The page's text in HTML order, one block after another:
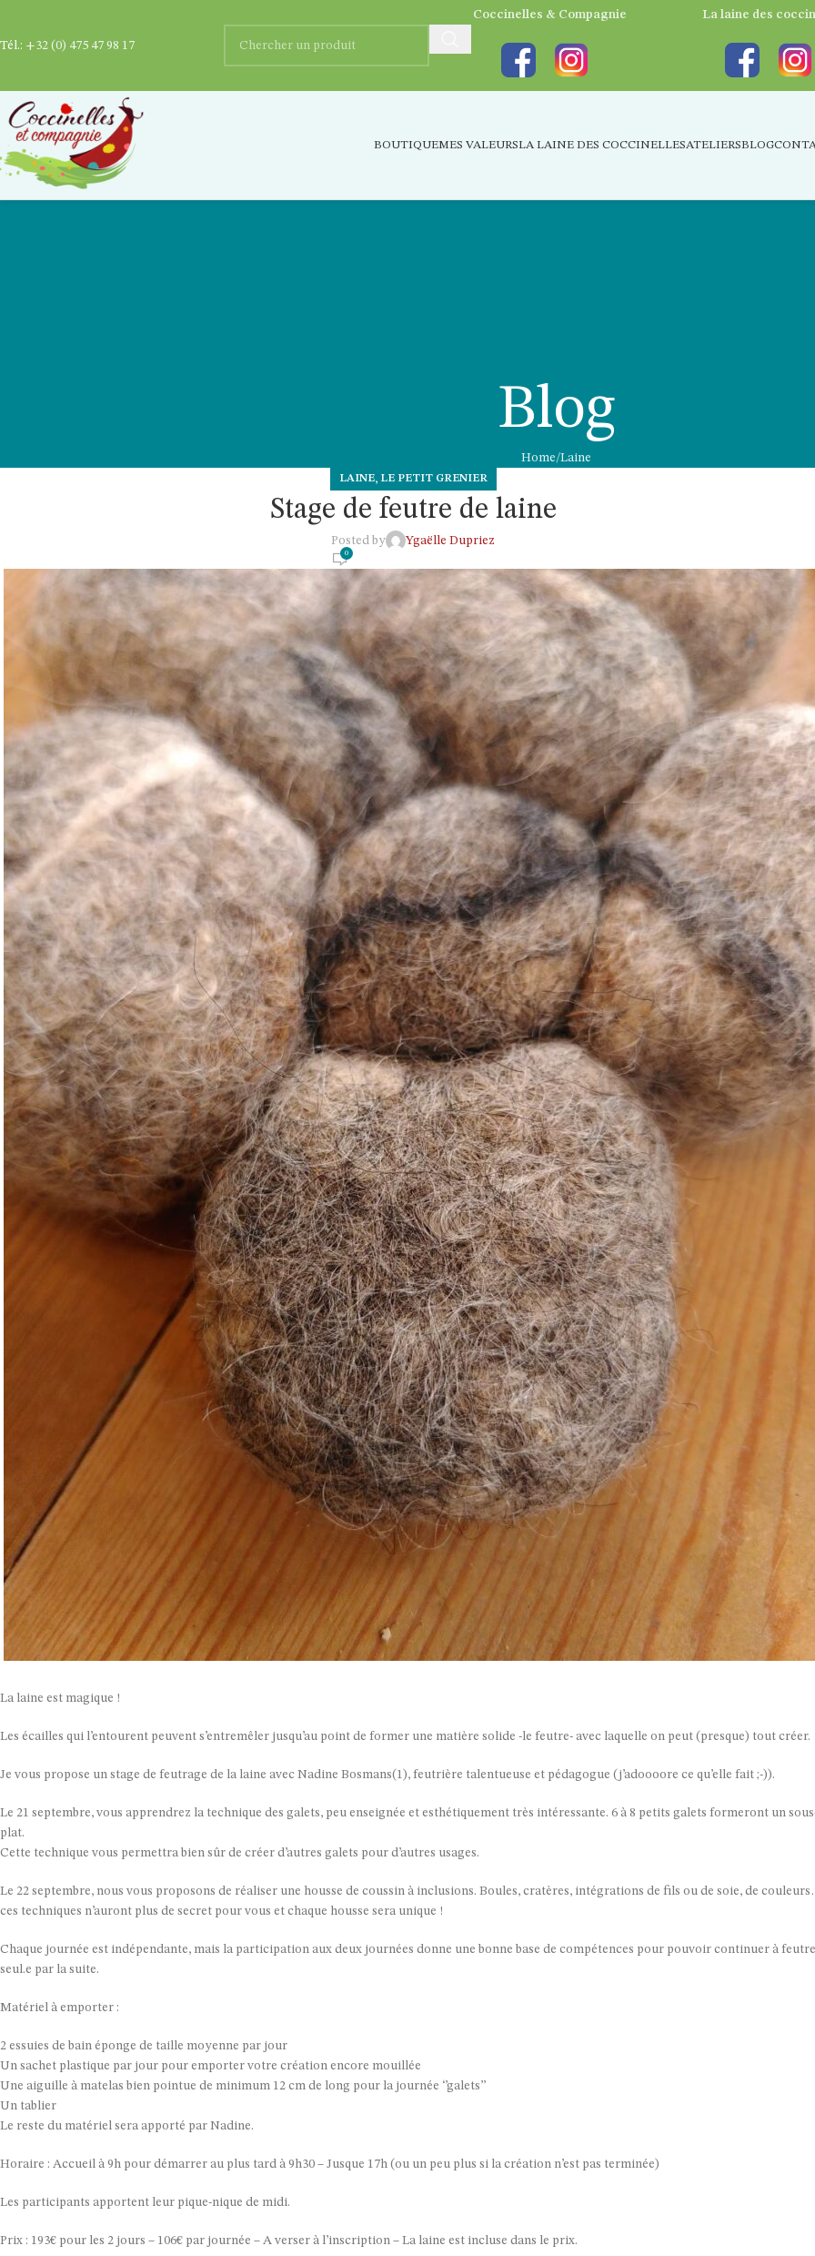
BOUTIQUEMES VALEURSLA LAINE DES COCCINELLESATELIERSBLOG
Blog
Home Laine
LAINE, LE PETIT GRENIER
Stage de feutre de laine
Posted by Ygaëlle Dupriez
0
La laine est magique !
Les écailles qui l’entourent peuvent s’entremêler jusqu’au point de former une matière solide -le feutre- avec laquelle on peut (presque) tout créer.
Je vous propose un stage de feutrage de la laine avec Nadine Bosmans(1), feutrière talentueuse et pédagogue (j’adoooore ce qu’elle fait ;-)).
Le 21 septembre, vous apprendrez la technique des galets, peu enseignée et esthétiquement très intéressante. 6 à 8 petits galets formeront un
plat.
Cette technique vous permettra bien sûr de créer d’autres galets pour d’autres usages.
Le 22 septembre, nous vous proposons de réaliser une housse de coussin à inclusions. Boules, cratères, intégrations de fils ou de soie, de
ces techniques n’auront plus de secret pour vous et chaque housse sera unique !
Chaque journée est indépendante, mais la participation aux deux journées donne une bonne base de compétences pour pouvoir continuer à
seul.e par la suite.
Matériel à emporter :
2 essuies de bain éponge de taille moyenne par jour
Un sachet plastique par jour pour emporter votre création encore mouillée
Une aiguille à matelas bien pointue de minimum 12 cm de long pour la journée ‘’galets’’
Un tablier
Le reste du matériel sera apporté par Nadine.
Horaire : Accueil à 9h pour démarrer au plus tard à 9h30 – Jusque 17h (ou un peu plus si la création n’est pas terminée)
Les participants apportent leur pique-nique de midi.
Prix : 193€ pour les 2 jours – 106€ par journée – A verser à l’inscription – La laine est incluse dans le prix.
Tél.: +32 (0) 475 47 98 17
Coccinelles & Compagnie La laine des